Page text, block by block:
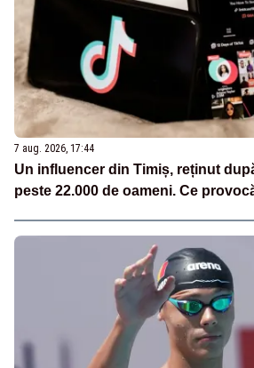
7 aug. 2026, 17:44
Un influencer din Timiș, reținut
peste 22.000 de oameni. Ce